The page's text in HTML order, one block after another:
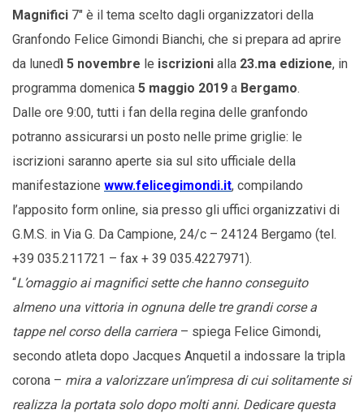
Magnifici 7″ è il tema scelto dagli organizzatori della
Granfondo Felice Gimondi Bianchi, che si prepara ad aprire
da lunedì 5 novembre le iscrizioni alla 23.ma edizione, in
programma domenica 5 maggio 2019 a Bergamo.
Dalle ore 9:00, tutti i fan della regina delle granfondo
potranno assicurarsi un posto nelle prime griglie: le
iscrizioni saranno aperte sia sul sito ufficiale della
manifestazione www.felicegimondi.it, compilando
l’apposito form online, sia presso gli uffici organizzativi di
G.M.S. in Via G. Da Campione, 24/c – 24124 Bergamo (tel.
+39 035.211721 – fax + 39 035.4227971).
“L’omaggio ai magnifici sette che hanno conseguito
almeno una vittoria in ognuna delle tre grandi corse a
tappe nel corso della carriera – spiega Felice Gimondi,
secondo atleta dopo Jacques Anquetil a indossare la tripla
corona – mira a valorizzare un’impresa di cui solitamente si
realizza la portata solo dopo molti anni. Dedicare questa